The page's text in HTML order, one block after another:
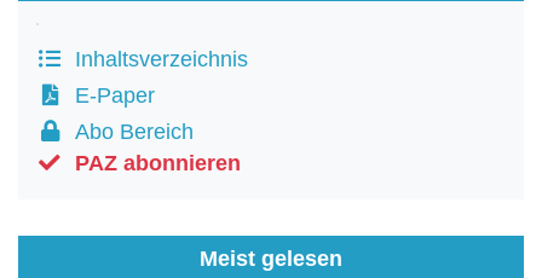
Inhaltsverzeichnis
E-Paper
Abo Bereich
PAZ abonnieren
Meist gelesen